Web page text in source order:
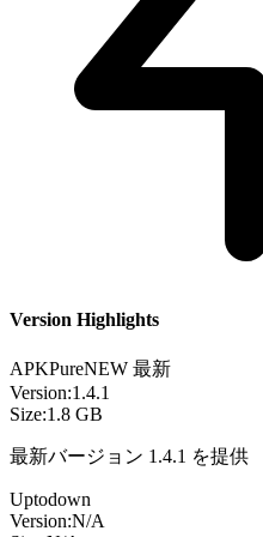
Version Highlights
APKPureNEW 最新
Version:1.4.1
Size:1.8 GB
最新バージョン 1.4.1 を提供
Uptodown
Version:N/A